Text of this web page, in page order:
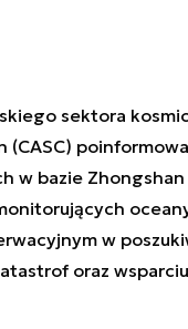
sektora
w bazie
w
oraz